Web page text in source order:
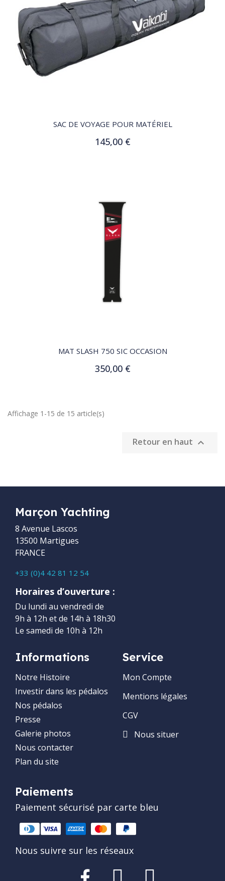
SAC DE VOYAGE POUR MATÉRIEL
145,00 €
Ajouter au panier
MAT SLASH 750 SIC OCCASION
350,00 €
Ajouter au panier
Affichage 1-15 de 15 article(s)
Retour en haut 
Marçon Yachting
8 Avenue Lascos
13500 Martigues
FRANCE
+33 (0)4 42 81 12 54
Horaires d’ouverture :
Du lundi au vendredi de
9h à 12h et de 14h à 18h30
Le samedi de 10h à 12h
Informations
Notre Histoire
Investir dans les pédalos
Nos pédalos
Presse
Galerie photos
Nous contacter
Plan du site
Service
Mon Compte
Mentions légales
CGV
Nous situer
Paiements
Paiement sécurisé par carte bleu
Nous suivre sur les réseaux